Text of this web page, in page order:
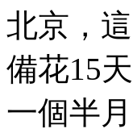
北京，
備花15
一個半